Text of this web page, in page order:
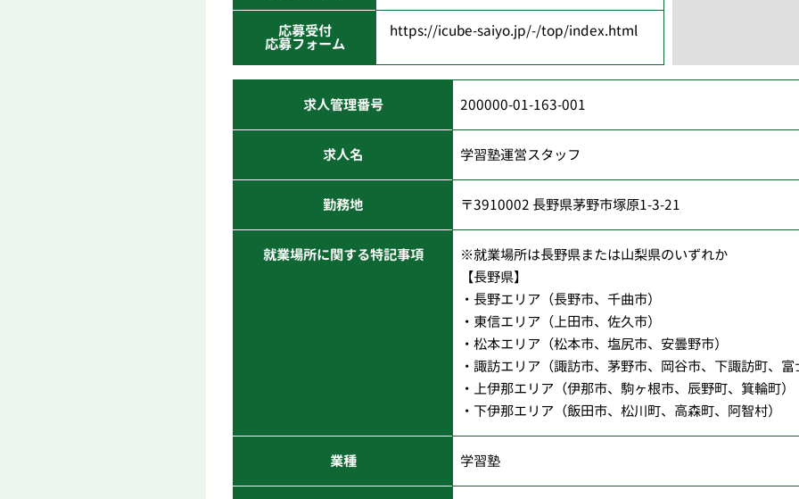
応募受付
応募フォーム
https://icube-saiyo.jp/-/top/index.html
求人管理番号 200000-01-163-001
求人名 学習塾運営スタッフ
勤務地 〒3910002 長野県茅野市塚原1-3-21
就業場所に関する特記事項
※就業場所は長野県または山梨県のいずれか
【長野県】
・長野エリア（長野市、千曲市）
・東信エリア（上田市、佐久市）
・松本エリア（松本市、塩尻市、安曇野市）
・諏訪エリア（諏訪市、茅野市、岡谷市、下諏訪町、
・上伊那エリア（伊那市、駒ヶ根市、辰野町、箕輪町）
・下伊那エリア（飯田市、松川町、高森町、阿智村）
業種 学習塾